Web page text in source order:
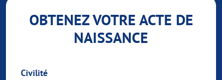
OBTENEZ VOTRE ACTE DE
NAISSANCE
Civilité